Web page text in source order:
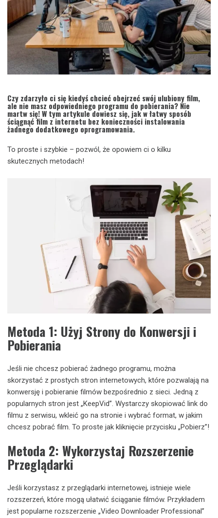
Czy zdarzyło ci się kiedyś chcieć obejrzeć swój ulubiony film,
ale nie masz odpowiedniego programu do pobierania? Nie
martw się! W tym artykule dowiesz się, jak w łatwy sposób
ściągnąć film z internetu bez konieczności instalowania
żadnego dodatkowego oprogramowania.
To proste i szybkie – pozwól, że opowiem ci o kilku
skutecznych metodach!
Metoda 1: Użyj Strony do Konwersji i
Pobierania
Jeśli nie chcesz pobierać żadnego programu, można
skorzystać z prostych stron internetowych, które pozwalają na
konwersję i pobieranie filmów bezpośrednio z sieci. Jedną z
popularnych stron jest „KeepVid”. Wystarczy skopiować link do
filmu z serwisu, wkleić go na stronie i wybrać format, w jakim
chcesz pobrać film. To proste jak kliknięcie przycisku „Pobierz”!
Metoda 2: Wykorzystaj Rozszerzenie
Przeglądarki
Jeśli korzystasz z przeglądarki internetowej, istnieje wiele
rozszerzeń, które mogą ułatwić ściąganie filmów. Przykładem
jest popularne rozszerzenie „Video Downloader Professional”